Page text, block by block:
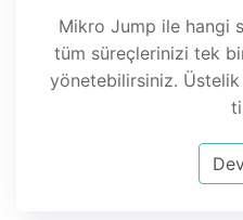
Mikro Jump ile hangi
tüm süreçlerinizi tek
yönetebilirsiniz.